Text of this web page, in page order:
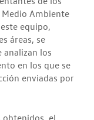
Ambiente
equipo,
áreas, se
analizan los
en los que se
enviadas por